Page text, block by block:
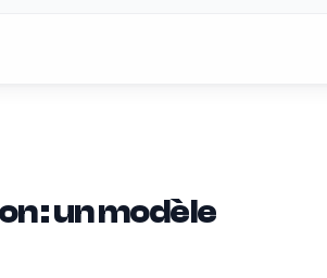
: un modèle